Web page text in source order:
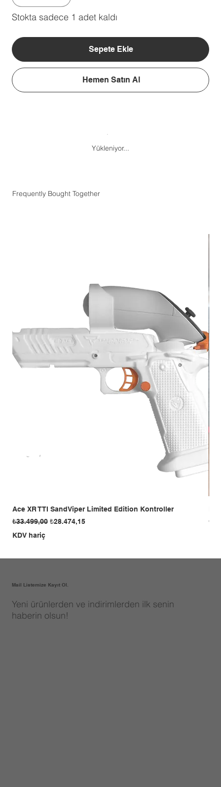
Stokta sadece 1 adet kaldı
Sepete Ekle
Hemen Satın Al
Yükleniyor...
Frequently Bought Together
Ace XR TTI SandViper Limited Edition Kontroller
Normal Fiyat
₺33.499,00 İndirimli Fiyat
₺28.474,15
KDV hariç
Yeni ürünlerden ve indirimlerden ilk senin
haberin olsun!
Mail Listemize Kayıt Ol.